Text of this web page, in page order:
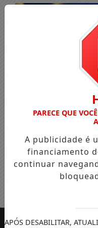
Entrar
PARECE QUE
A publicidade é
financiamento
continuar
APÓS DESABILITAR,